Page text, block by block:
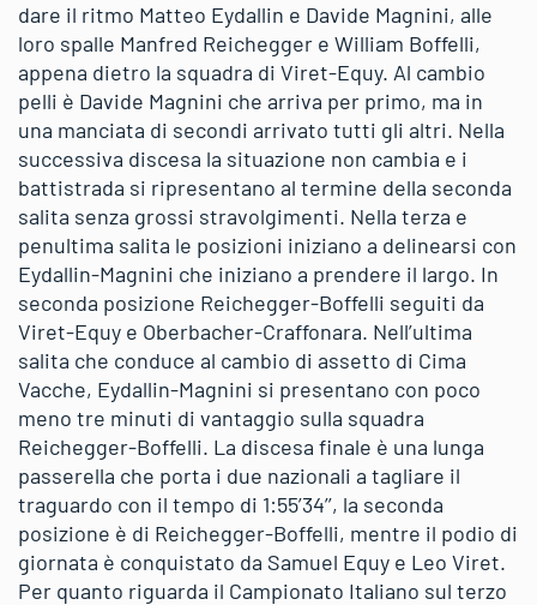
dare il ritmo Matteo Eydallin e Davide Magnini, alle
loro spalle Manfred Reichegger e William Boffelli,
appena dietro la squadra di Viret-Equy. Al cambio
pelli è Davide Magnini che arriva per primo, ma in
una manciata di secondi arrivato tutti gli altri. Nella
successiva discesa la situazione non cambia e i
battistrada si ripresentano al termine della seconda
salita senza grossi stravolgimenti. Nella terza e
penultima salita le posizioni iniziano a delinearsi con
Eydallin-Magnini che iniziano a prendere il largo. In
seconda posizione Reichegger-Boffelli seguiti da
Viret-Equy e Oberbacher-Craffonara. Nell’ultima
salita che conduce al cambio di assetto di Cima
Vacche, Eydallin-Magnini si presentano con poco
meno tre minuti di vantaggio sulla squadra
Reichegger-Boffelli. La discesa finale è una lunga
passerella che porta i due nazionali a tagliare il
traguardo con il tempo di 1:55’34’’, la seconda
posizione è di Reichegger-Boffelli, mentre il podio di
giornata è conquistato da Samuel Equy e Leo Viret.
Per quanto riguarda il Campionato Italiano sul terzo